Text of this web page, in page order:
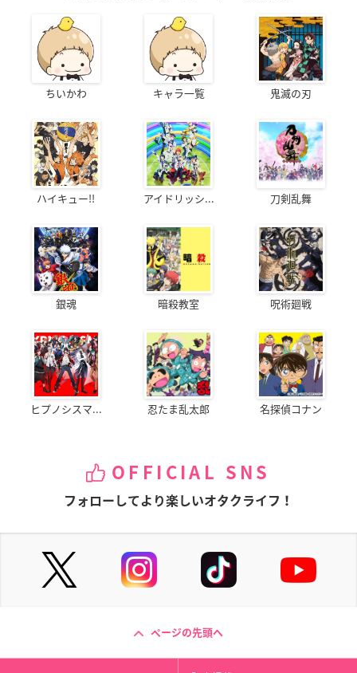
ちいかわ キャラ一覧 鬼滅の刃
ハイキュー!! アイドリッシ... 刀剣乱舞
銀魂 暗殺教室 呪術廻戦
ヒプノシスマ... 忍たま乱太郎 名探偵コナン
OFFICIAL SNS
フォローしてより楽しいオタクライフ！
ページの先頭へ